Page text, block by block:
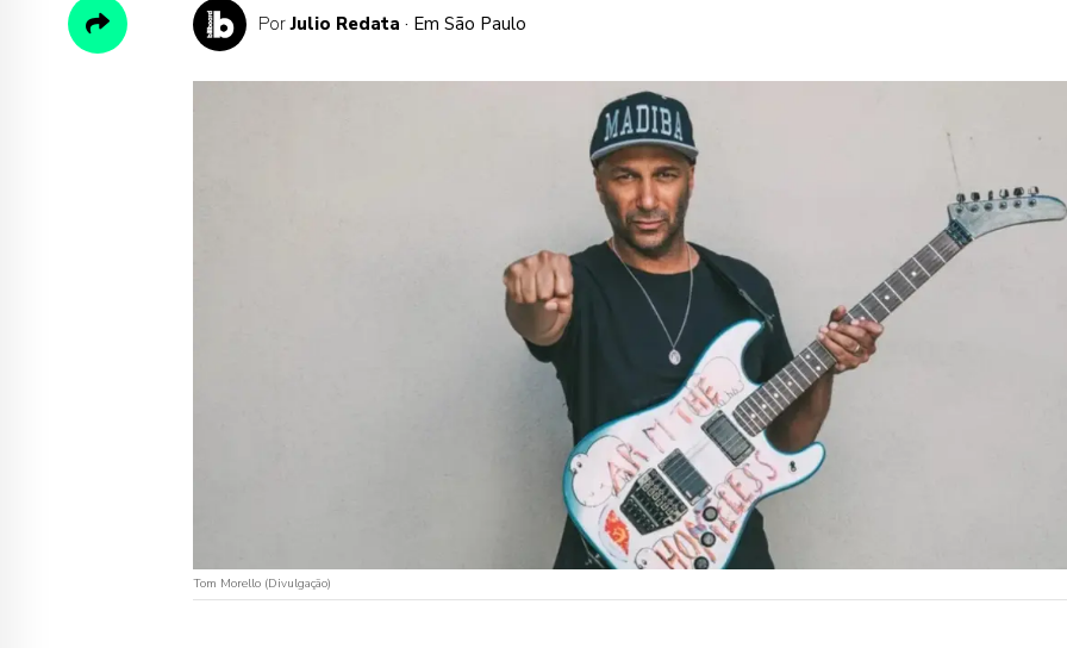
Por Julio Redata · Em São Paulo
Tom Morello (Divulgação)